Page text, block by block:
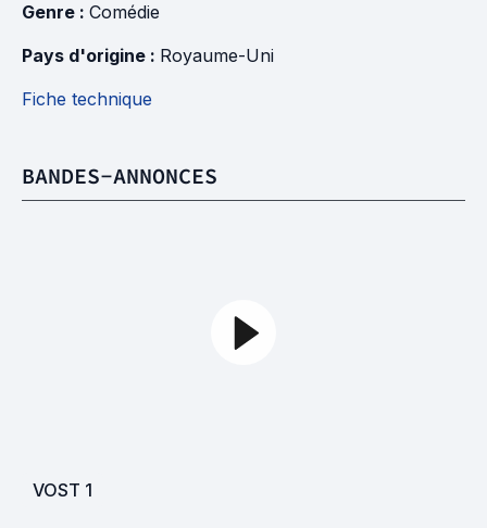
Genre : Comédie
Pays d'origine : Royaume-Uni
Fiche technique
BANDES-ANNONCES
VOST 1